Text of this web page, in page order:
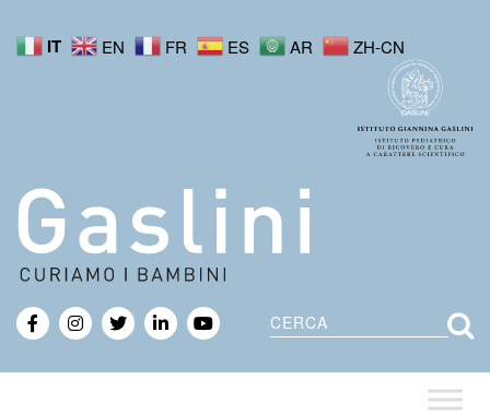
IT EN FR ES AR ZH-CN
Cerca